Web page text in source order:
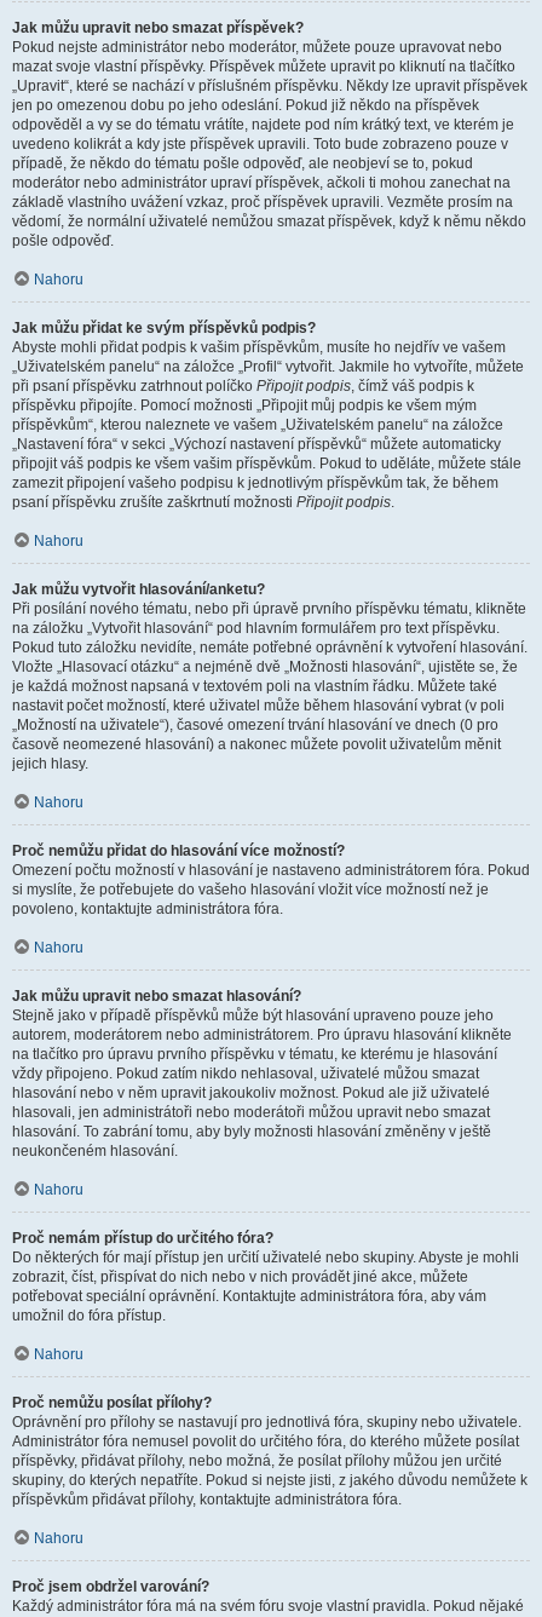
Jak můžu upravit nebo smazat příspěvek?
Pokud nejste administrátor nebo moderátor, můžete pouze upravovat nebo
mazat svoje vlastní příspěvky. Příspěvek můžete upravit po kliknutí na tlačítko
„Upravit“, které se nachází v příslušném příspěvku. Někdy lze upravit příspěvek
jen po omezenou dobu po jeho odeslání. Pokud již někdo na příspěvek
odpověděl a vy se do tématu vrátíte, najdete pod ním krátký text, ve kterém je
uvedeno kolikrát a kdy jste příspěvek upravili. Toto bude zobrazeno pouze v
případě, že někdo do tématu pošle odpověď, ale neobjeví se to, pokud
moderátor nebo administrátor upraví příspěvek, ačkoli ti mohou zanechat na
základě vlastního uvážení vzkaz, proč příspěvek upravili. Vezměte prosím na
vědomí, že normální uživatelé nemůžou smazat příspěvek, když k němu někdo
pošle odpověď.
Nahoru
Jak můžu přidat ke svým příspěvků podpis?
Abyste mohli přidat podpis k vašim příspěvkům, musíte ho nejdřív ve vašem
„Uživatelském panelu“ na záložce „Profil“ vytvořit. Jakmile ho vytvoříte, můžete
při psaní příspěvku zatrhnout políčko Připojit podpis, čímž váš podpis k
příspěvku připojíte. Pomocí možnosti „Připojit můj podpis ke všem mým
příspěvkům“, kterou naleznete ve vašem „Uživatelském panelu“ na záložce
„Nastavení fóra“ v sekci „Výchozí nastavení příspěvků“ můžete automaticky
připojit váš podpis ke všem vašim příspěvkům. Pokud to uděláte, můžete stále
zamezit připojení vašeho podpisu k jednotlivým příspěvkům tak, že během
psaní příspěvku zrušíte zaškrtnutí možnosti Připojit podpis.
Nahoru
Jak můžu vytvořit hlasování/anketu?
Při posílání nového tématu, nebo při úpravě prvního příspěvku tématu, klikněte
na záložku „Vytvořit hlasování“ pod hlavním formulářem pro text příspěvku.
Pokud tuto záložku nevidíte, nemáte potřebné oprávnění k vytvoření hlasování.
Vložte „Hlasovací otázku“ a nejméně dvě „Možnosti hlasování“, ujistěte se, že
je každá možnost napsaná v textovém poli na vlastním řádku. Můžete také
nastavit počet možností, které uživatel může během hlasování vybrat (v poli
„Možností na uživatele“), časové omezení trvání hlasování ve dnech (0 pro
časově neomezené hlasování) a nakonec můžete povolit uživatelům měnit
jejich hlasy.
Nahoru
Proč nemůžu přidat do hlasování více možností?
Omezení počtu možností v hlasování je nastaveno administrátorem fóra. Pokud
si myslíte, že potřebujete do vašeho hlasování vložit více možností než je
povoleno, kontaktujte administrátora fóra.
Nahoru
Jak můžu upravit nebo smazat hlasování?
Stejně jako v případě příspěvků může být hlasování upraveno pouze jeho
autorem, moderátorem nebo administrátorem. Pro úpravu hlasování klikněte
na tlačítko pro úpravu prvního příspěvku v tématu, ke kterému je hlasování
vždy připojeno. Pokud zatím nikdo nehlasoval, uživatelé můžou smazat
hlasování nebo v něm upravit jakoukoliv možnost. Pokud ale již uživatelé
hlasovali, jen administrátoři nebo moderátoři můžou upravit nebo smazat
hlasování. To zabrání tomu, aby byly možnosti hlasování změněny v ještě
neukončeném hlasování.
Nahoru
Proč nemám přístup do určitého fóra?
Do některých fór mají přístup jen určití uživatelé nebo skupiny. Abyste je mohli
zobrazit, číst, přispívat do nich nebo v nich provádět jiné akce, můžete
potřebovat speciální oprávnění. Kontaktujte administrátora fóra, aby vám
umožnil do fóra přístup.
Nahoru
Proč nemůžu posílat přílohy?
Oprávnění pro přílohy se nastavují pro jednotlivá fóra, skupiny nebo uživatele.
Administrátor fóra nemusel povolit do určitého fóra, do kterého můžete posílat
příspěvky, přidávat přílohy, nebo možná, že posílat přílohy můžou jen určité
skupiny, do kterých nepatříte. Pokud si nejste jisti, z jakého důvodu nemůžete k
příspěvkům přidávat přílohy, kontaktujte administrátora fóra.
Nahoru
Proč jsem obdržel varování?
Každý administrátor fóra má na svém fóru svoje vlastní pravidla. Pokud nějaké